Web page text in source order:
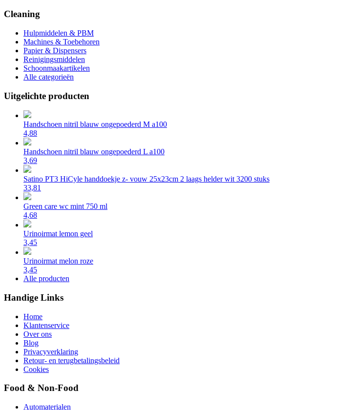
Cleaning
Hulpmiddelen & PBM
Machines & Toebehoren
Papier & Dispensers
Reinigingsmiddelen
Schoonmaakartikelen
Alle categorieën
Uitgelichte producten
Handschoen nitril blauw ongepoederd M a100
4,88
Handschoen nitril blauw ongepoederd L a100
3,69
Satino PT3 HiCyle handdoekje z- vouw 25x23cm 2 laags helder wit 3200 stuks
33,81
Green care wc mint 750 ml
4,68
Urinoirmat lemon geel
3,45
Urinoirmat melon roze
3,45
Alle producten
Handige Links
Home
Klantenservice
Over ons
Blog
Privacyverklaring
Retour- en terugbetalingsbeleid
Cookies
Food & Non-Food
Automaterialen